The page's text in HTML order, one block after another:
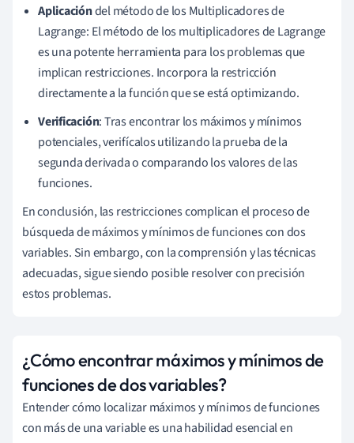
Aplicacióndel método de los Multiplicadores de
Lagrange: El método de los multiplicadores de Lagrange
es una potente herramienta para los problemas que
implican restricciones. Incorpora la restricción
directamente a la función que se está optimizando.
Verificación: Tras encontrar los máximos y mínimos
potenciales, verifícalos utilizando la prueba de la
segunda derivada o comparando los valores de las
funciones.
En conclusión, las restricciones complican el proceso de
búsqueda de máximos y mínimos de funciones con dos
variables. Sin embargo, con la comprensión y las técnicas
adecuadas, sigue siendo posible resolver con precisión
estos problemas.
¿Cómo encontrar máximos y mínimos de
funciones de dos variables?
Entender cómo localizar máximos y mínimos de funciones
con más de una variable es una habilidad esencial en